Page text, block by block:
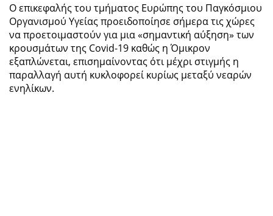
Ο επικεφαλής του τμήματος Ευρώπης του Παγκόσμιου
Οργανισμού Υγείας προειδοποίησε σήμερα τις χώρες
να προετοιμαστούν για μια «σημαντική αύξηση» των
κρουσμάτων της Covid-19 καθώς η Όμικρον
εξαπλώνεται, επισημαίνοντας ότι μέχρι στιγμής η
παραλλαγή αυτή κυκλοφορεί κυρίως μεταξύ νεαρών
ενηλίκων.